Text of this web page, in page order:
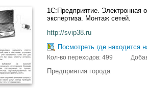
1С:Предприятие. Электронная
экспертиза. Монтаж сетей.
http://svip38.ru
Посмотреть где находится
Кол-во переходов: 499
Предприятия города